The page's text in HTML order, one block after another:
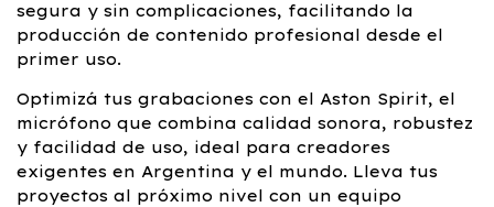
segura y sin complicaciones, facilitando la
producción de contenido profesional desde el
primer uso.
Optimizá tus grabaciones con el Aston Spirit, el
micrófono que combina calidad sonora, robustez
y facilidad de uso, ideal para creadores
exigentes en Argentina y el mundo. Lleva tus
proyectos al próximo nivel con un equipo